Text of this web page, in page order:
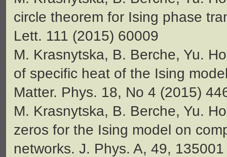
circle theorem for Ising phase
Lett. 111 (2015) 60009
M. Krasnytska, B. Berche, Yu.
of specific heat of the Ising
Matter. Phys. 18, No 4 (2015)
M. Krasnytska, B. Berche, Yu.
zeros for the Ising model on
networks. J. Phys. A, 49,